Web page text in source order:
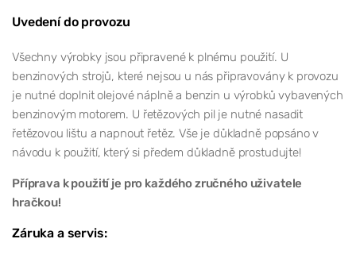
Uvedení do provozu
Všechny výrobky jsou připravené k plnému použití. U
benzinových strojů, které nejsou u nás připravovány k provozu
je nutné doplnit olejové náplně a benzin u výrobků vybavených
benzinovým motorem. U řetězových pil je nutné nasadit
řetězovou lištu a napnout řetěz. Vše je důkladně popsáno v
návodu k použití, který si předem důkladně prostudujte!
Příprava k použití je pro každého zručného uživatele
hračkou!
Záruka a servis: